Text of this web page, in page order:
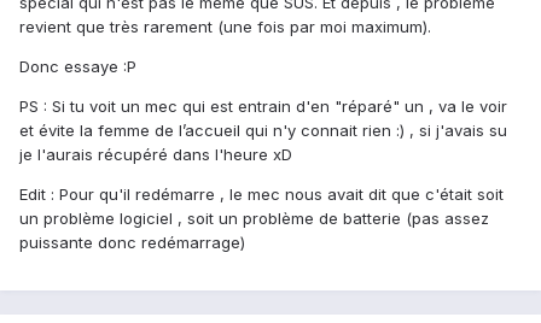
revient que très rarement (une fois par moi maximum).
Donc essaye :P
PS : Si tu voit un mec qui est entrain d'en "réparé" un , va le voir
et évite la femme de l’accueil qui n'y connait rien :) , si j'avais su
je l'aurais récupéré dans l'heure xD
Edit : Pour qu'il redémarre , le mec nous avait dit que c'était soit
un problème logiciel , soit un problème de batterie (pas assez
puissante donc redémarrage)